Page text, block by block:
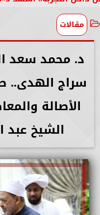
مقالات
د. محمد سعد
سراج الهدى..
الأصالة
الشيخ عبد